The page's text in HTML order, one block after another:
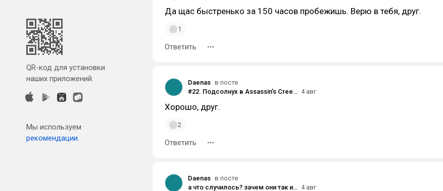
QR-код для установки
наших приложений.
Мы используем
рекомендации.
Да щас быстренько за 150 часов пробежишь. Верю в тебя, друг.
1
Ответить
Daenas в посте
#22. Подсолнух в Assassin's Creed Shadows 4 авг
Хорошо, друг.
2
Ответить
Daenas в посте
а что случилось? зачем они так изменили интерфейс? 4 авг